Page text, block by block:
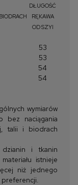
DŁUGOŚĆ
RĘKAWA
OD SZYI
53
53
54
54
wymiarów
bez naciągania
talii i biodrach
i tkanin
istnieje
niż jednego
preferencji.